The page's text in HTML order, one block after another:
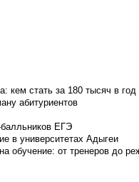
кем стать за 180 тысяч в год
абитуриентов
ЕГЭ
в университетах Адыгеи
обучение: от тренеров до